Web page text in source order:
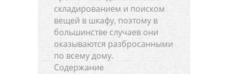
складированием и поиском
вещей в шкафу, поэтому в
большинстве случаев они
оказываются разбросанными
по всему дому.
Содержание